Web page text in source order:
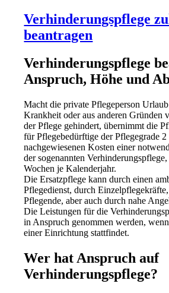
Verhinderungspflege
beantragen
Verhinderungspflege
Anspruch, Höhe und
Macht die private Pflegeperson
Krankheit oder aus anderen Gründen
der Pflege gehindert, übernimmt die
für Pflegebedürftige der Pflegegrade 2
nachgewiesenen Kosten einer
der sogenannten
Wochen je Kalenderjahr.
Die Ersatzpflege kann durch einen
Pflegedienst, durch
Pflegende, aber auch durch nahe
Die Leistungen für die
in Anspruch genommen werden,
einer Einrichtung stattfindet.
Wer hat Anspruch auf
Verhinderungspflege?